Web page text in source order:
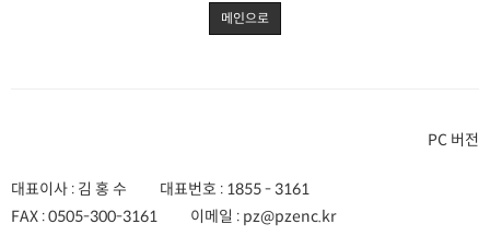
메인으로
PC 버전
대표이사 : 김 홍 수 대표번호 : 1855 - 3161
FAX :0505-300-3161 이메일 : pz@pzenc.kr